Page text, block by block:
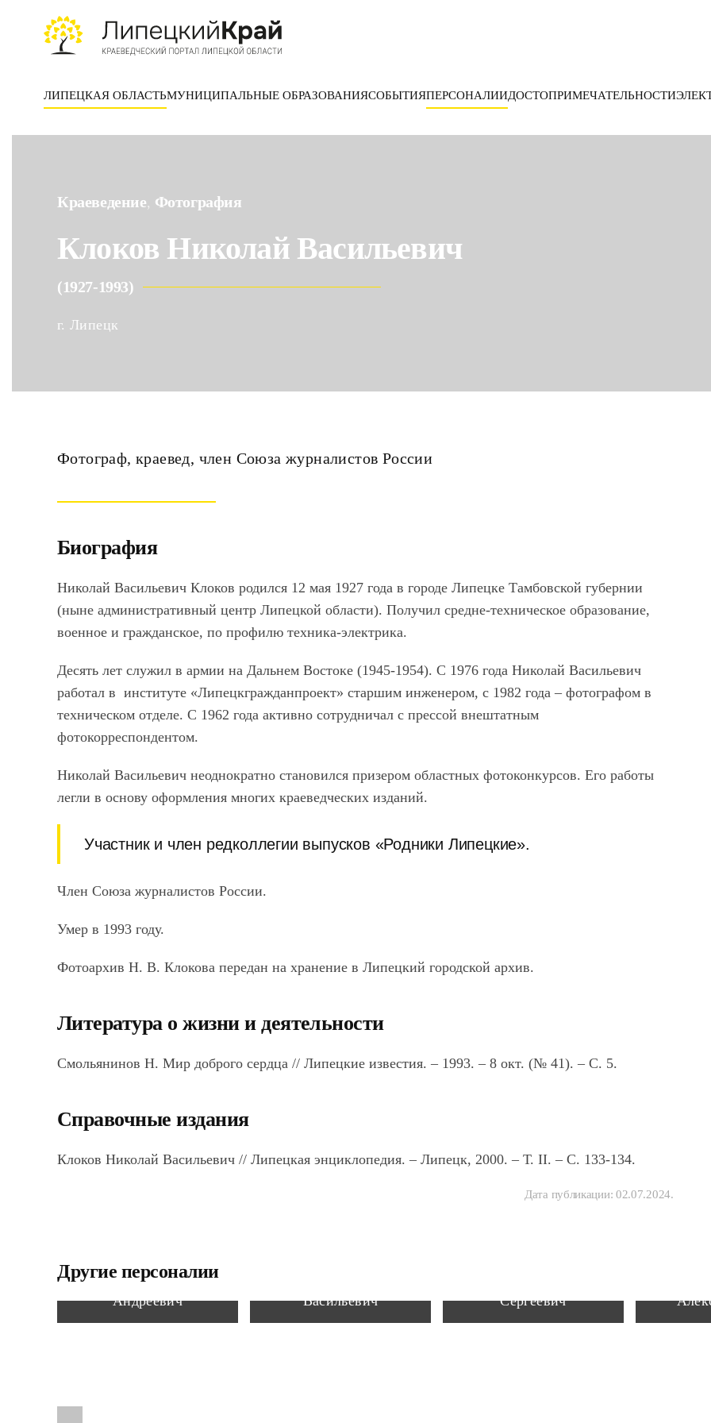
Skip to main content
ЛИПЕЦКАЯ ОБЛАСТЬМУНИЦИПАЛЬНЫЕ ОБРАЗОВАНИЯСОБЫТИЯПЕРСОНАЛИИДОСТОПРИМЕЧАТЕЛЬНОСТИ
Краеведение, Фотография
Клоков Николай Васильевич
(1927-1993)
г. Липецк
Фотограф, краевед, член Союза журналистов России
Биография
Николай Васильевич Клоков родился 12 мая 1927 года в городе Липецке Тамбовской губернии
(ныне административный центр Липецкой области). Получил средне-техническое образование,
военное и гражданское, по профилю техника-электрика.
Десять лет служил в армии на Дальнем Востоке (1945-1954). С 1976 года Николай Васильевич
работал в институте «Липецкгражданпроект» старшим инженером, с 1982 года – фотографом в
техническом отделе. С 1962 года активно сотрудничал с прессой внештатным
фотокорреспондентом.
Николай Васильевич неоднократно становился призером областных фотоконкурсов. Его работы
легли в основу оформления многих краеведческих изданий.
Участник и член редколлегии выпусков «Родники Липецкие».
Член Союза журналистов России.
Умер в 1993 году.
Фотоархив Н. В. Клокова передан на хранение в Липецкий городской архив.
Литература о жизни и деятельности
Смольянинов Н. Мир доброго сердца // Липецкие известия. ‒ 1993. ‒ 8 окт. (№ 41). ‒ С. 5.
Справочные издания
Клоков Николай Васильевич // Липецкая энциклопедия. – Липецк, 2000. – Т. II. – С. 133-134.
Дата публикации: 02.07.2024.
Другие персоналии
Титов Владислав
Андреевич
Васильевич
Сергеевич